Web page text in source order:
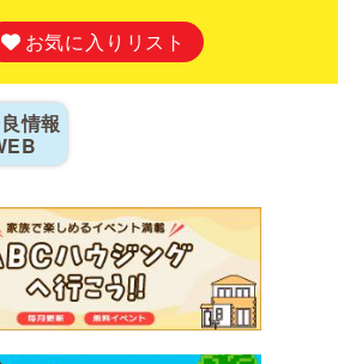
お気に入りリスト
情報